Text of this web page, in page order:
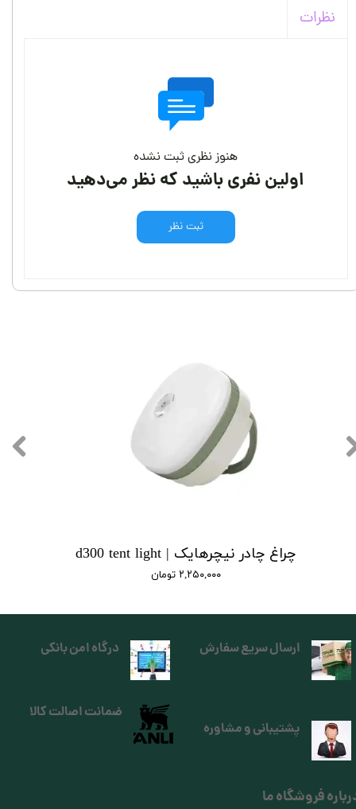
نظرات
هنوز نظری ثبت نشده
اولین نفری باشید که نظر می‌دهید
ثبت نظر
چراغ چادر نیچرهایک | d300 tent light
۲,۲۵۰,۰۰۰ تومان
ارسال سریع سفارش
فروشگاه ما
درگاه امن بانکی
پشتیبانی و مشاوره
ضمانت اصالت کالا